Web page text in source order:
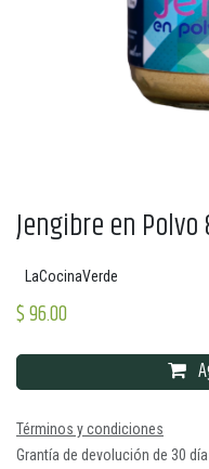
Jengibre en
LaCocinaVerde
$96.00
Términos y condiciones
Grantía de devolución de 30